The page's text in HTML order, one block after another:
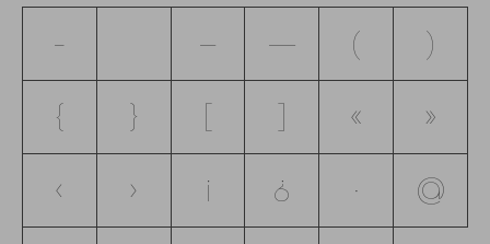
- – — (
)
{
} [ ] «
»
‹
› ¡ ¿ ·
@